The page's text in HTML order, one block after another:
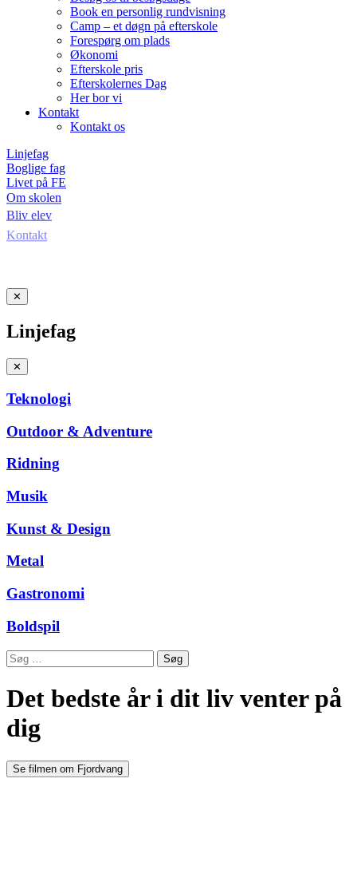
Book en personlig rundvisning
Camp – et døgn på efterskole
Forespørg om plads
Økonomi
Efterskole pris
Efterskolernes Dag
Her bor vi
Kontakt
Kontakt os
Linjefag
Boglige fag
Livet på FE
Om skolen
Bliv elev
Kontakt
✕
Linjefag
✕
Teknologi
Outdoor & Adventure
Ridning
Musik
Kunst & Design
Metal
Gastronomi
Boldspil
Søg
efter:
Det bedste år i dit liv venter på
dig
Se filmen om Fjordvang